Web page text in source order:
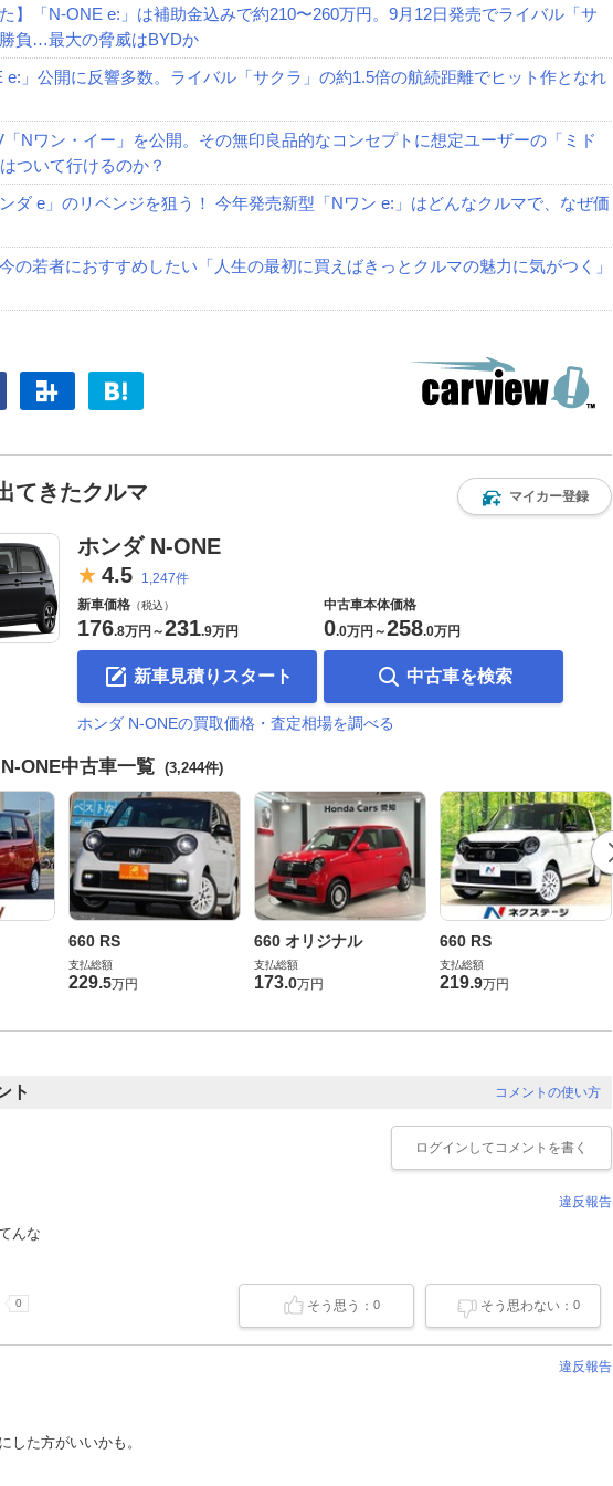
た】「N-ONE e:」は補助金込みで約210〜260万円。9月12日発売でライバル「サ
負…最大の脅威はBYDか
e:」公開に反響多数。ライバル「サクラ」の約1.5倍の航続距離でヒット作となれ
Nワン・イー」を公開。その無印良品的なコンセプトに想定ユーザーの「ミド
ついて行けるのか？
ダ e」のリベンジを狙う！ 今年発売新型「Nワン e:」はどんなクルマで、なぜ価
の若者におすすめしたい「人生の最初に買えばきっとクルマの魅力に気がつく」
てきたクルマ マイカー登録
ホンダ N-ONE
4.5
1,247件
新車価格 （税込）
176.8万円 ～231.9万円
新車見積りスタート
中古車本体価格
0.0万円 ～258.0万円
中古車を検索
ホンダ N-ONEの買取価格・査定相場を調べる
ONE中古車一覧 (3,244件)
660 RS
支払総額
229.5万円
660 オリジナル
支払総額
173.0万円
660 RS
支払総額
219.9万円
コメントの使い方
ト
ログイン してコメントを書く
違反報告
んな
0 そう思わない： 0
そう思う： 0
違反報告
した方がいいかも。